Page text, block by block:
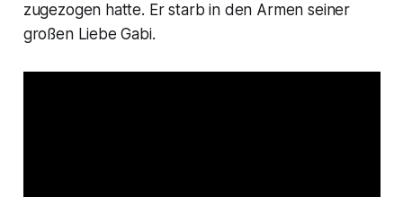
zugezogen hatte. Er starb in den Armen seiner
großen Liebe Gabi.